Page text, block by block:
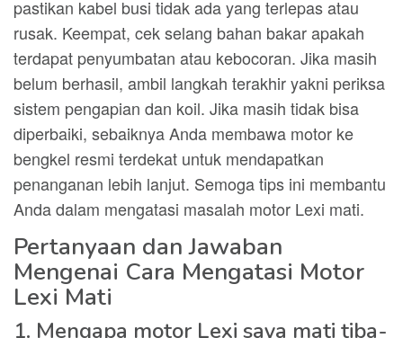
pastikan kabel busi tidak ada yang terlepas atau
rusak. Keempat, cek selang bahan bakar apakah
terdapat penyumbatan atau kebocoran. Jika masih
belum berhasil, ambil langkah terakhir yakni periksa
sistem pengapian dan koil. Jika masih tidak bisa
diperbaiki, sebaiknya Anda membawa motor ke
bengkel resmi terdekat untuk mendapatkan
penanganan lebih lanjut. Semoga tips ini membantu
Anda dalam mengatasi masalah motor Lexi mati.
Pertanyaan dan Jawaban
Mengenai Cara Mengatasi Motor
Lexi Mati
1. Mengapa motor Lexi saya mati tiba-